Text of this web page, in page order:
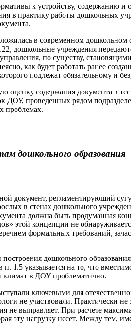
к устройству, содержанию
в практику работы дошкольных
в современном
дошкольные учреждения
по существу,
как будет работать ранее
подлежат обязательному и
оценку содержания документа в
ДОУ, проведенных рядом
проблемах.
дошкольного образования
документ, регламентирующий
в стенах дошкольного
должна быть продуманная
этой концепции не
формальных требований,
дошкольного
п. 1.5 указывается на то, что
климат в ДОУ проблематично.
ключевыми для
не участвовали.
выправляет. При расчете
эту нагрузку несет. Между тем,